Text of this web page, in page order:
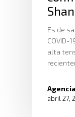
Es de
COVID-
alta
abril 27,